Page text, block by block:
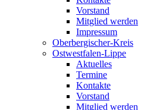
Vorstand
Mitglied werden
Impressum
Oberbergischer-Kreis
Ostwestfalen-Lippe
Aktuelles
Termine
Kontakte
Vorstand
Mitglied werden